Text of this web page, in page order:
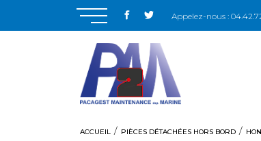
Appelez-nous :
ACCUEIL PIÈCES DÉTACHÉES HORS BORD